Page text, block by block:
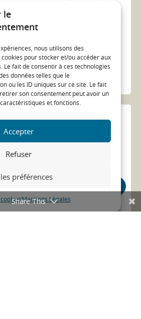
le
nous utilisons des
pour stocker et/ou accéder aux
Le fait de consentir à ces technologies
données telles que le
ou les ID uniques sur ce site. Le fait
son consentement peut avoir un
et fonctions.
Accepter
Refuser
préférences
Mentions Légales
de Suippes et la Moivre
opah ...
Share This